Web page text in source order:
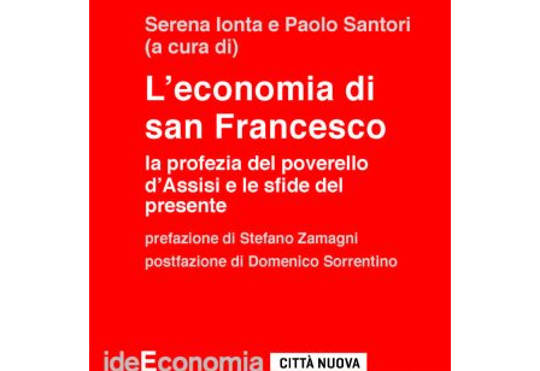
AGGIUNGI AL CARRELLO